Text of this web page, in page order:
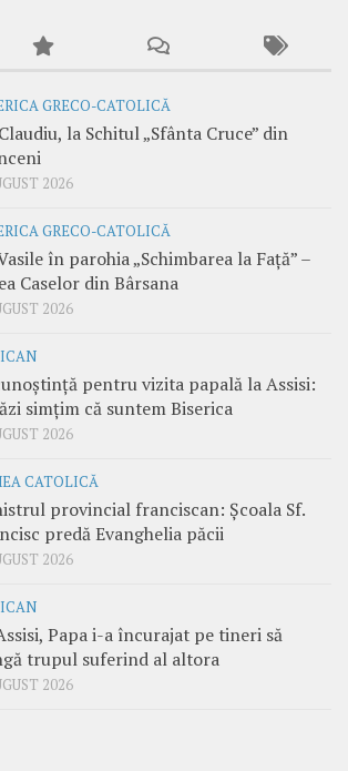
GRECO-CATOLICĂ
la Schitul „Sfânta Cruce” din
2026
GRECO-CATOLICĂ
în parohia „Schimbarea la Față” –
Caselor din Bârsana
2026
pentru vizita papală la Assisi:
simțim că suntem Biserica
2026
CATOLICĂ
provincial franciscan: Școala Sf.
predă Evanghelia păcii
2026
Papa i-a încurajat pe tineri să
trupul suferind al altora
2026